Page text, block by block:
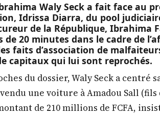
Waly Seck a fait face au
Idrissa Diarra, du pool
de la République, Ibrahima
20 minutes dans le cadre de
faits d’association de
capitaux qui lui sont reprochés.
du dossier, Waly Seck a centré
une voiture à Amadou Sall (fils
de 210 millions de FCFA,